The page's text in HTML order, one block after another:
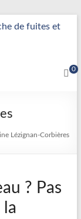
0
Lézignan-Corbières
? Pas